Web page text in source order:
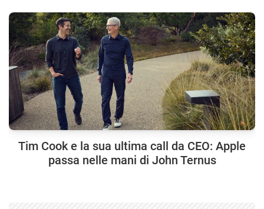
Tim Cook e la sua ultima call da CEO: Apple
passa nelle mani di John Ternus